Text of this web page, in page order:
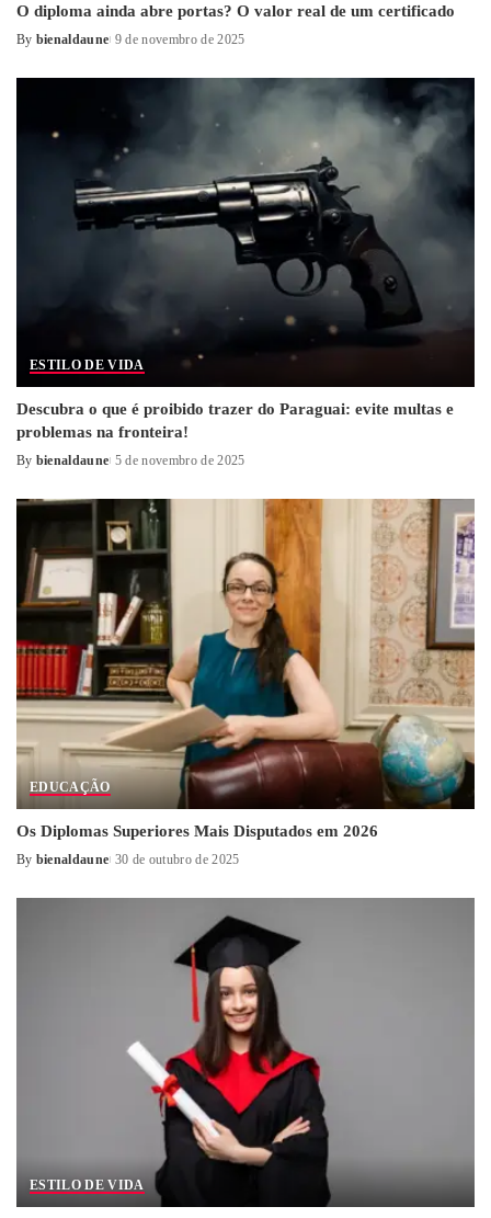
O diploma ainda abre portas? O valor real de um certificado
Posted
By bienaldaune 9 de novembro de 2025
ESTILO DE VIDA
Descubra o que é proibido trazer do Paraguai: evite multas e
problemas na fronteira!
Posted
By bienaldaune 5 de novembro de 2025
EDUCAÇÃO
Os Diplomas Superiores Mais Disputados em 2026
Posted
By bienaldaune 30 de outubro de 2025
ESTILO DE VIDA